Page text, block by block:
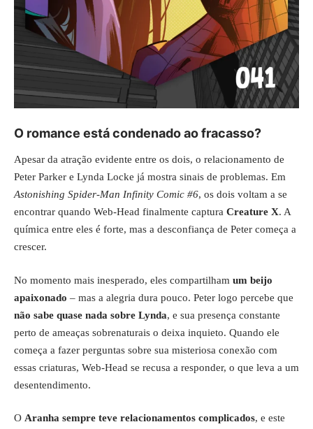
O romance está condenado ao fracasso?
Apesar da atração evidente entre os dois, o relacionamento de
Peter Parker e Lynda Locke já mostra sinais de problemas. Em
Astonishing Spider-Man Infinity Comic #6, os dois voltam a se
encontrar quando Web-Head finalmente captura Creature X. A
química entre eles é forte, mas a desconfiança de Peter começa a
crescer.
No momento mais inesperado, eles compartilham um beijo
apaixonado – mas a alegria dura pouco. Peter logo percebe que
não sabe quase nada sobre Lynda, e sua presença constante
perto de ameaças sobrenaturais o deixa inquieto. Quando ele
começa a fazer perguntas sobre sua misteriosa conexão com
essas criaturas, Web-Head se recusa a responder, o que leva a um
desentendimento.
O Aranha sempre teve relacionamentos complicados, e este